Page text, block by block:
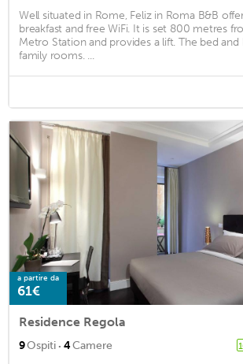
Well situated in Rome, Feliz in Roma B&B
breakfast and free WiFi. It is set 800 metres
Metro Station and provides a lift. The bed and
family rooms. ...
a partire da
61€
Residence Regola
9Ospiti · 4Camere